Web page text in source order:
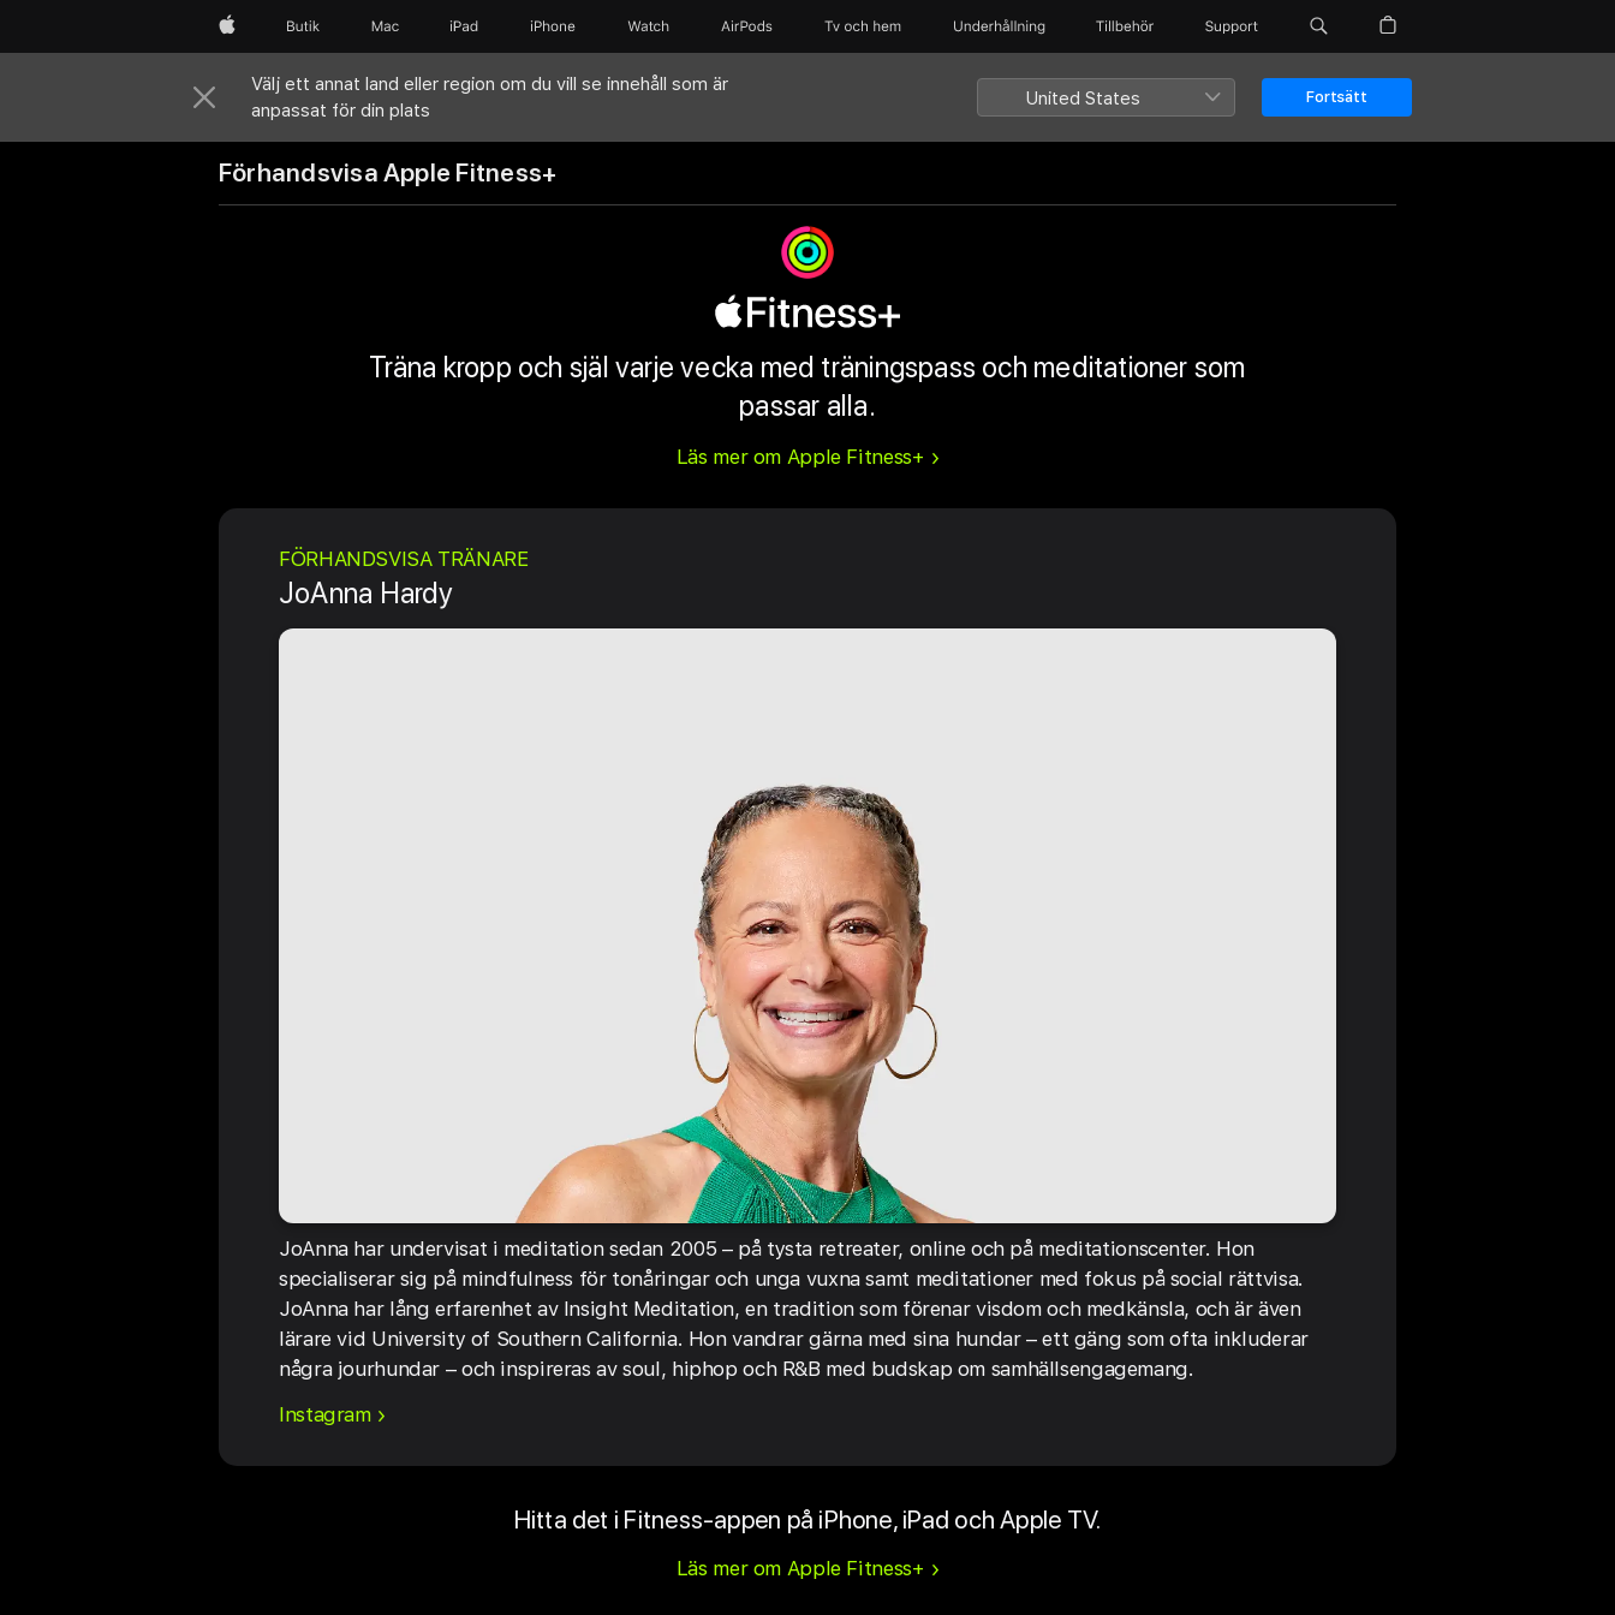
Apple Butik Mac iPad iPhone Watch AirPods Tv och hem Underhållning Tillbehör Support
Välj ett annat land eller region om du vill se innehåll som är
anpassat för din plats
United States Fortsätt
Förhandsvisa Apple Fitness+
Träna kropp och själ varje vecka med träningspass och meditationer som
passar alla.
Läs mer om Apple Fitness+
FÖRHANDSVISA TRÄNARE
JoAnna Hardy
JoAnna har undervisat i meditation sedan 2005 – på tysta retreater, online och på meditationscenter. Hon
specialiserar sig på mindfulness för tonåringar och unga vuxna samt meditationer med fokus på social rättvisa.
JoAnna har lång erfarenhet av Insight Meditation, en tradition som förenar visdom och medkänsla, och är även
lärare vid University of Southern California. Hon vandrar gärna med sina hundar – ett gäng som ofta inkluderar
några jourhundar – och inspireras av soul, hiphop och R&B med budskap om samhällsengagemang.
Instagram
Hitta det i Fitness-appen på iPhone, iPad och Apple TV.
Läs mer om Apple Fitness+